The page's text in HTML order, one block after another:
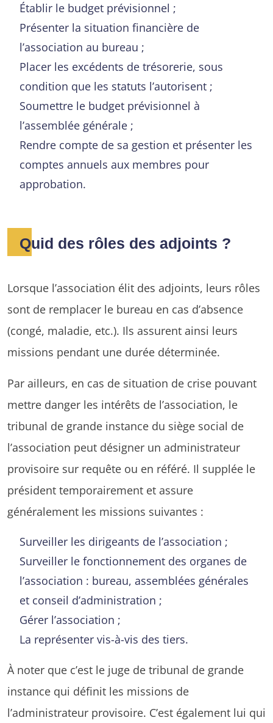
Établir le budget prévisionnel ;
Présenter la situation financière de
l’association au bureau ;
Placer les excédents de trésorerie, sous
condition que les statuts l’autorisent ;
Soumettre le budget prévisionnel à
l’assemblée générale ;
Rendre compte de sa gestion et présenter les
comptes annuels aux membres pour
approbation.
Quid des rôles des adjoints ?
Lorsque l’association élit des adjoints, leurs rôles
sont de remplacer le bureau en cas d’absence
(congé, maladie, etc.). Ils assurent ainsi leurs
missions pendant une durée déterminée.
Par ailleurs, en cas de situation de crise pouvant
mettre danger les intérêts de l’association, le
tribunal de grande instance du siège social de
l’association peut désigner un administrateur
provisoire sur requête ou en référé. Il supplée le
président temporairement et assure
généralement les missions suivantes :
Surveiller les dirigeants de l’association ;
Surveiller le fonctionnement des organes de
l’association : bureau, assemblées générales
et conseil d’administration ;
Gérer l’association ;
La représenter vis-à-vis des tiers.
À noter que c’est le juge de tribunal de grande
instance qui définit les missions de
l’administrateur provisoire. C’est également lui qui